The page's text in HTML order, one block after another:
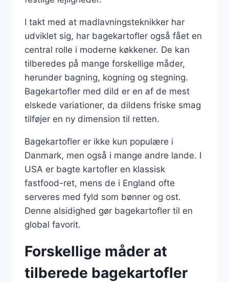
I takt med at madlavningsteknikker har
udviklet sig, har bagekartofler også fået en
central rolle i moderne køkkener. De kan
tilberedes på mange forskellige måder,
herunder bagning, kogning og stegning.
Bagekartofler med dild er en af de mest
elskede variationer, da dildens friske smag
tilføjer en ny dimension til retten.
Bagekartofler er ikke kun populære i
Danmark, men også i mange andre lande. I
USA er bagte kartofler en klassisk
fastfood-ret, mens de i England ofte
serveres med fyld som bønner og ost.
Denne alsidighed gør bagekartofler til en
global favorit.
Forskellige måder at
tilberede bagekartofler